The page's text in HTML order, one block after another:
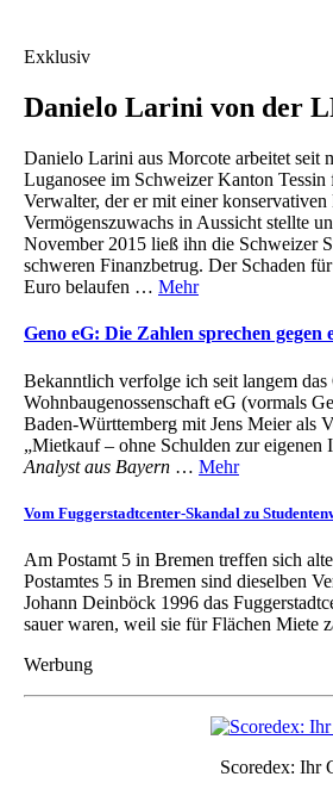
Exklusiv
Danielo Larini von der
Danielo Larini aus Morcote arbeitet seit
Luganosee im Schweizer Kanton
Verwalter, der er mit einer
Vermögenszuwachs in Aussicht stellte
November 2015 ließ ihn die Schweizer
schweren Finanzbetrug. Der Schaden
Euro belaufen … Mehr
Geno eG: Die Zahlen sprechen gegen
Bekanntlich verfolge ich seit langem das
Wohnbaugenossenschaft eG (vormals
Baden-Württemberg mit Jens Meier als
„Mietkauf – ohne Schulden zur eigenen
Analyst aus Bayern … Mehr
Vom Fuggerstadtcenter-Skandal zu
Am Postamt 5 in Bremen treffen sich
Postamtes 5 in Bremen sind dieselben
Johann Deinböck 1996 das
sauer waren, weil sie für Flächen
Werbung
Scoredex: Ihr